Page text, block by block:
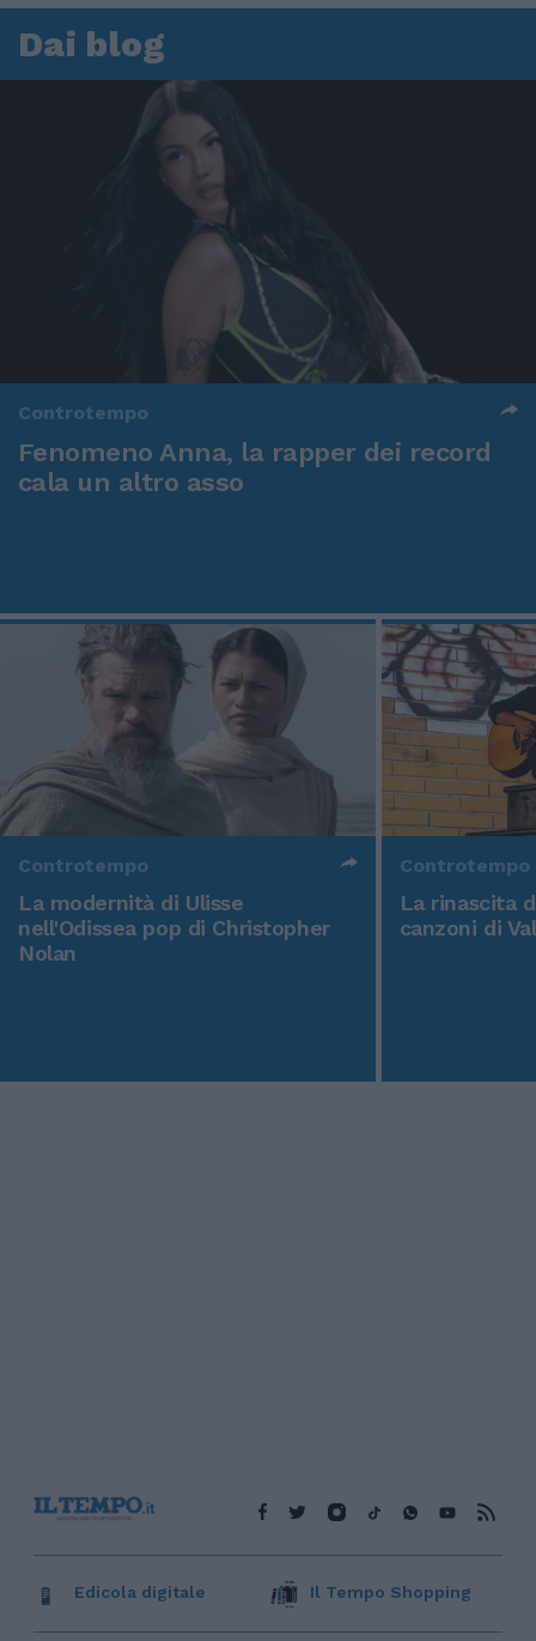
Dai blog
Controtempo
Fenomeno Anna, la rapper dei record
cala un altro asso
Controtempo
La modernità di Ulisse
nell'Odissea pop di Christopher
Nolan
Controtempo
La rinascita
canzoni di
Edicola digitale Il Tempo Shopping